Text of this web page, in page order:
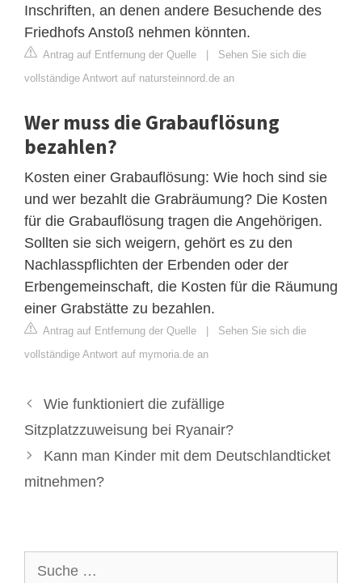
Inschriften, an denen andere Besuchende des
Friedhofs Anstoß nehmen könnten.
Antrag auf Entfernung der Quelle | Sehen Sie sich die
vollständige Antwort auf natursteinnord.de an
Wer muss die Grabauflösung
bezahlen?
Kosten einer Grabauflösung: Wie hoch sind sie
und wer bezahlt die Grabräumung? Die Kosten
für die Grabauflösung tragen die Angehörigen.
Sollten sie sich weigern, gehört es zu den
Nachlasspflichten der Erbenden oder der
Erbengemeinschaft, die Kosten für die Räumung
einer Grabstätte zu bezahlen.
Antrag auf Entfernung der Quelle | Sehen Sie sich die
vollständige Antwort auf mymoria.de an
Wie funktioniert die zufällige
Sitzplatzzuweisung bei Ryanair?
Kann man Kinder mit dem Deutschlandticket
mitnehmen?